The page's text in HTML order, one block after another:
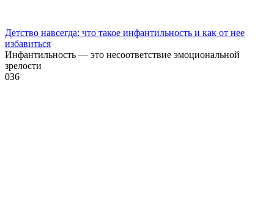
Детство навсегда: что такое инфантильность и как от нее
избавиться
Инфантильность — это несоответствие эмоциональной
зрелости
036